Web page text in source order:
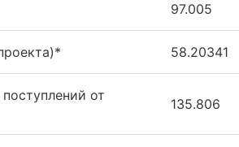
97.005
58.20341
от
135.806